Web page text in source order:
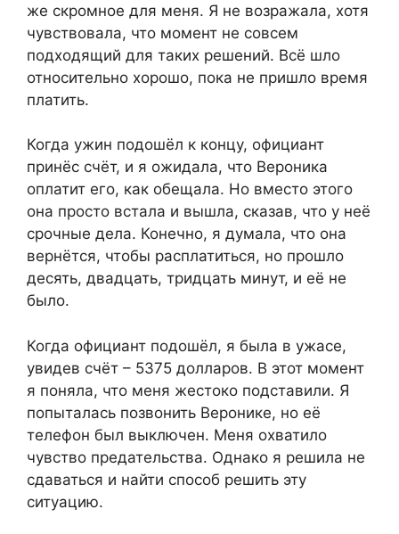
же скромное для меня. Я не возражала, хотя
чувствовала, что момент не совсем
подходящий для таких решений. Всё шло
относительно хорошо, пока не пришло время
платить.
Когда ужин подошёл к концу, официант
принёс счёт, и я ожидала, что Вероника
оплатит его, как обещала. Но вместо этого
она просто встала и вышла, сказав, что у неё
срочные дела. Конечно, я думала, что она
вернётся, чтобы расплатиться, но прошло
десять, двадцать, тридцать минут, и её не
было.
Когда официант подошёл, я была в ужасе,
увидев счёт – 5375 долларов. В этот момент
я поняла, что меня жестоко подставили. Я
попыталась позвонить Веронике, но её
телефон был выключен. Меня охватило
чувство предательства. Однако я решила не
сдаваться и найти способ решить эту
ситуацию.